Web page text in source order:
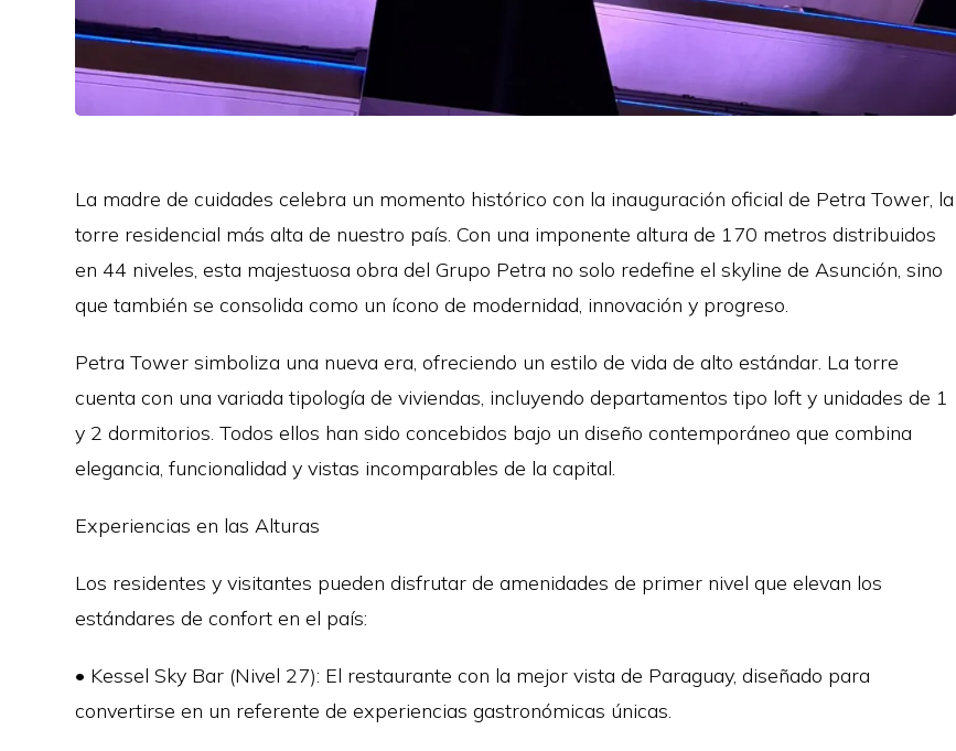
La madre de cuidades celebra un momento histórico con la inauguración oficial de Petra Tower, la
torre residencial más alta de nuestro país. Con una imponente altura de 170 metros distribuidos
en 44 niveles, esta majestuosa obra del Grupo Petra no solo redefine el skyline de Asunción, sino
que también se consolida como un ícono de modernidad, innovación y progreso.
Petra Tower simboliza una nueva era, ofreciendo un estilo de vida de alto estándar. La torre
cuenta con una variada tipología de viviendas, incluyendo departamentos tipo loft y unidades de 1
y 2 dormitorios. Todos ellos han sido concebidos bajo un diseño contemporáneo que combina
elegancia, funcionalidad y vistas incomparables de la capital.
Experiencias en las Alturas
Los residentes y visitantes pueden disfrutar de amenidades de primer nivel que elevan los
estándares de confort en el país:
• Kessel Sky Bar (Nivel 27): El restaurante con la mejor vista de Paraguay, diseñado para
convertirse en un referente de experiencias gastronómicas únicas.